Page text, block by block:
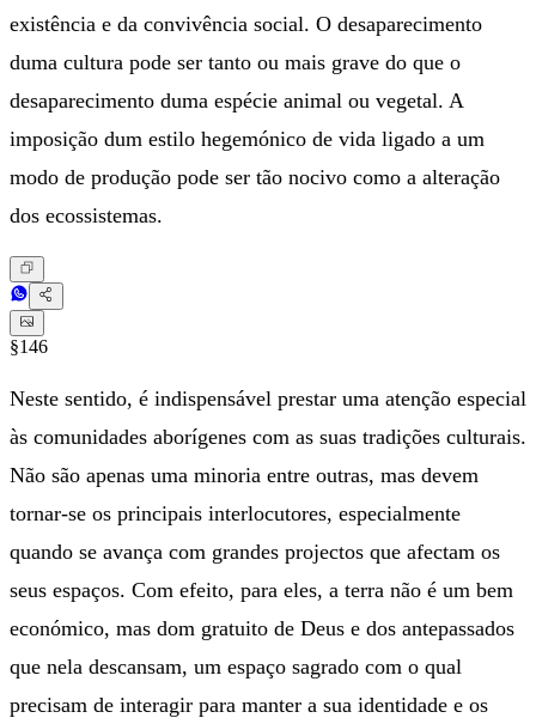
existência e da convivência social. O desaparecimento
duma cultura pode ser tanto ou mais grave do que o
desaparecimento duma espécie animal ou vegetal. A
imposição dum estilo hegemónico de vida ligado a um
modo de produção pode ser tão nocivo como a alteração
dos ecossistemas.
§146
Neste sentido, é indispensável prestar uma atenção especial
às comunidades aborígenes com as suas tradições culturais.
Não são apenas uma minoria entre outras, mas devem
tornar-se os principais interlocutores, especialmente
quando se avança com grandes projectos que afectam os
seus espaços. Com efeito, para eles, a terra não é um bem
económico, mas dom gratuito de Deus e dos antepassados
que nela descansam, um espaço sagrado com o qual
precisam de interagir para manter a sua identidade e os